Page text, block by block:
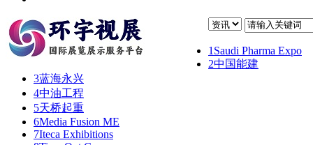
1 Saudi Pharma Expo
2中国能建
3蓝海永兴
4中油工程
5天桥起重
6Media Fusion ME
7Iteca Exhibitions